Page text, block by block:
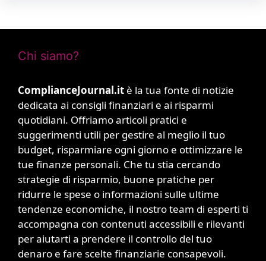
Chi siamo?
ComplianceJournal.it è la tua fonte di notizie
dedicata ai consigli finanziari e ai risparmi
quotidiani. Offriamo articoli pratici e
suggerimenti utili per gestire al meglio il tuo
budget, risparmiare ogni giorno e ottimizzare le
tue finanze personali. Che tu stia cercando
strategie di risparmio, buone pratiche per
ridurre le spese o informazioni sulle ultime
tendenze economiche, il nostro team di esperti ti
accompagna con contenuti accessibili e rilevanti
per aiutarti a prendere il controllo del tuo
denaro e fare scelte finanziarie consapevoli.